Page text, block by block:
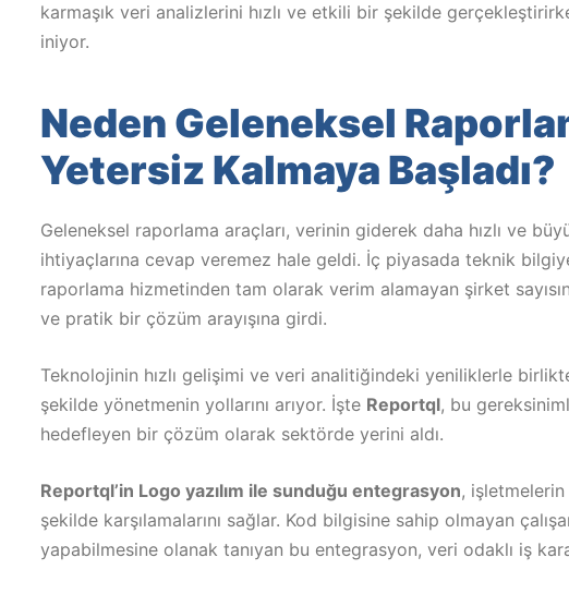
karmaşık veri analizlerini hızlı ve etkili bir şekilde
iniyor.
Neden Geleneksel
Yetersiz Kalmaya Başladı?
Geleneksel raporlama araçları, verinin giderek daha hızlı ve
ihtiyaçlarına cevap veremez hale geldi. İç piyasada teknik
raporlama hizmetinden tam olarak verim alamayan şirket
ve pratik bir çözüm arayışına girdi.
Teknolojinin hızlı gelişimi ve veri analitiğindeki yeniliklerle
şekilde yönetmenin yollarını arıyor. İşte Reportql, bu
hedefleyen bir çözüm olarak sektörde yerini aldı.
Reportql’in Logo yazılım ile sunduğu entegrasyon, işletmelerin
şekilde karşılamalarını sağlar. Kod bilgisine sahip olmayan
yapabilmesine olanak tanıyan bu entegrasyon, veri odaklı iş